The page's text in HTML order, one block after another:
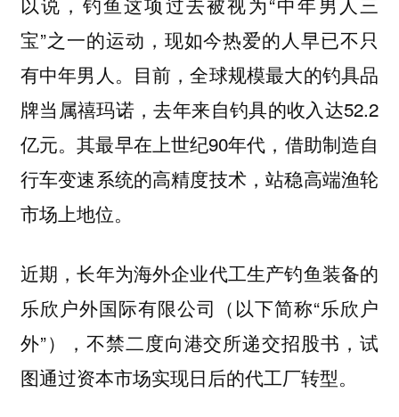
宝”之一的运动，现如今热爱的人早已不只
有中年男人。目前，全球规模最大的钓具品
牌当属禧玛诺，去年来自钓具的收入达52.2
亿元。其最早在上世纪90年代，借助制造自
行车变速系统的高精度技术，站稳高端渔轮
市场上地位。
近期，长年为海外企业代工生产钓鱼装备的
乐欣户外国际有限公司（以下简称“乐欣户
外”），不禁二度向港交所递交招股书，试
图通过资本市场实现日后的代工厂转型。